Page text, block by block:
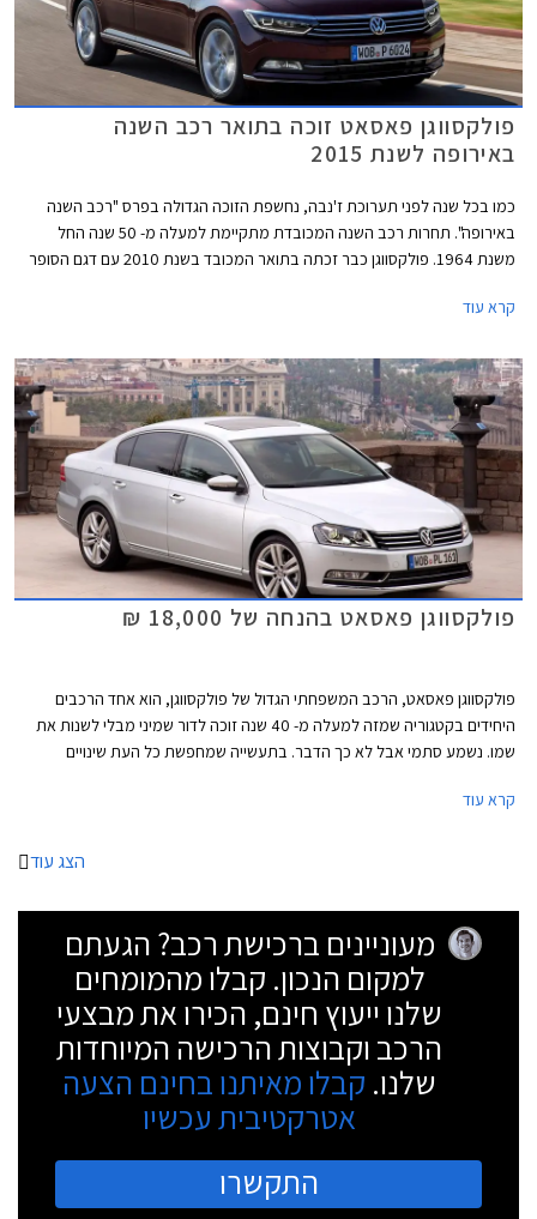
פולקסווגן פאסאט זוכה בתואר רכב השנה
באירופה לשנת 2015
כמו בכל שנה לפני תערוכת ז'נבה, נחשפת הזוכה הגדולה בפרס "רכב השנה
באירופה". תחרות רכב השנה המכובדת מתקיימת למעלה מ- 50 שנה החל
משנת 1964. פולקסווגן כבר זכתה בתואר המכובד בשנת 2010 עם דגם הסופר
גולף. כעת תורה של פולקסווגן פאסאט החדשה לזכות בתואר הנחשק.
קרא עוד
פולקסווגן פאסאט בהנחה של 18,000 ₪
פולקסווגן פאסאט, הרכב המשפחתי הגדול של פולקסווגן, הוא אחד הרכבים
היחידים בקטגוריה שמזה למעלה מ- 40 שנה זוכה לדור שמיני מבלי לשנות את
שמו. נשמע סתמי אבל לא כך הדבר. בתעשייה שמחפשת כל העת שינויים
ארוכה בייחוד לאור השינוי והשדרוג שחל במעמדה של פולקסווגן פאסאט במהלך
קרא עוד
הצג עוד
מעוניינים ברכישת רכב? הגעתם
למקום הנכון. קבלו מהמומחים
שלנו ייעוץ חינם, הכירו את מבצעי
הרכב וקבוצות הרכישה המיוחדות
שלנו. קבלו מאיתנו בחינם הצעה
אטרקטיבית עכשיו
התקשרו